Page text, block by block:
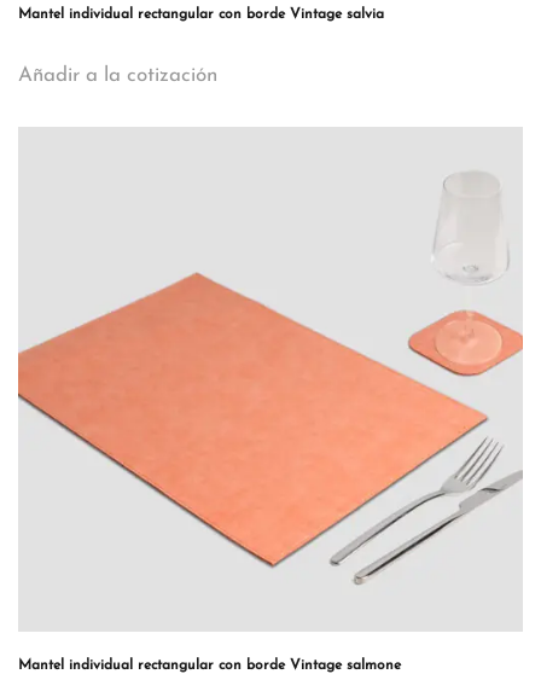
Mantel individual rectangular con borde Vintage salvia
Añadir a la cotización
Mantel individual rectangular con borde Vintage salmone